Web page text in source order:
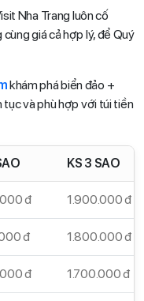
Nha Trang luôn cố
giá cả hợp lý, để Quý
khám phá biển đảo +
tục và phù hợp với túi tiền
KS 3 SAO
đ 1.900.000 đ
đ 1.800.000 đ
đ 1.700.000 đ